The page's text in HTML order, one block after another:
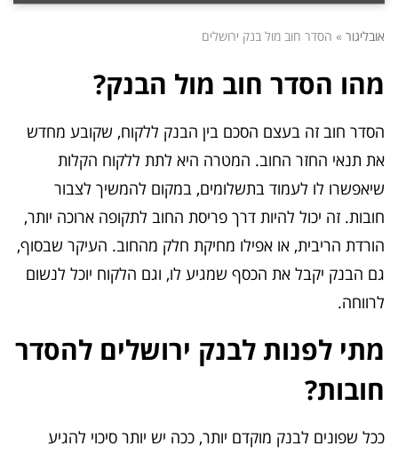
אובליגור » הסדר חוב מול בנק ירושלים
מהו הסדר חוב מול הבנק?
הסדר חוב זה בעצם הסכם בין הבנק ללקוח, שקובע מחדש
את תנאי החזר החוב. המטרה היא לתת ללקוח הקלות
שיאפשרו לו לעמוד בתשלומים, במקום להמשיך לצבור
חובות. זה יכול להיות דרך פריסת החוב לתקופה ארוכה יותר,
הורדת הריבית, או אפילו מחיקת חלק מהחוב. העיקר שבסוף,
גם הבנק יקבל את הכסף שמגיע לו, וגם הלקוח יוכל לנשום
לרווחה.
מתי לפנות לבנק ירושלים להסדר
חובות?
ככל שפונים לבנק מוקדם יותר, ככה יש יותר סיכוי להגיע